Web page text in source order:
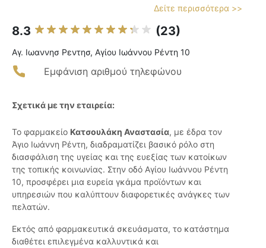
Δείτε περισσότερα >>
8.3 (23)
Αγ. Ιωαννησ Ρεντησ, Αγίου Ιωάννου Ρέντη 10
Εμφάνιση αριθμού τηλεφώνου
Σχετικά με την εταιρεία:
Το φαρμακείο Κατσουλάκη Αναστασία, με έδρα τον
Άγιο Ιωάννη Ρέντη, διαδραματίζει βασικό ρόλο στη
διασφάλιση της υγείας και της ευεξίας των κατοίκων
της τοπικής κοινωνίας. Στην οδό Αγίου Ιωάννου Ρέντη
10, προσφέρει μια ευρεία γκάμα προϊόντων και
υπηρεσιών που καλύπτουν διαφορετικές ανάγκες των
πελατών.
Εκτός από φαρμακευτικά σκευάσματα, το κατάστημα
διαθέτει επιλεγμένα καλλυντικά και